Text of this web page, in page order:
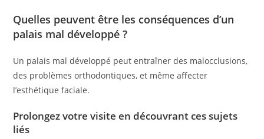
Quelles peuvent être les conséquences d’un
palais mal développé ?
Un palais mal développé peut entraîner des malocclusions,
des problèmes orthodontiques, et même affecter
l’esthétique faciale.
Prolongez votre visite en découvrant ces sujets
liés